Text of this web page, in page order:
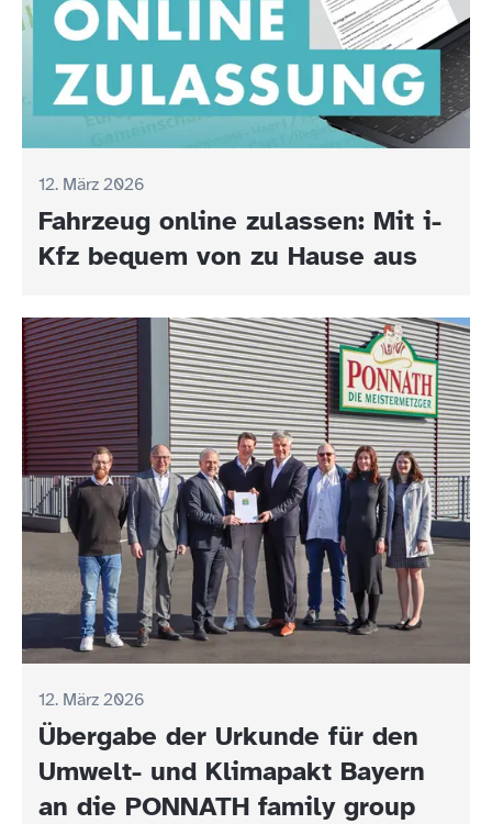
12. März 2026
Fahrzeug online zulassen: Mit i-
Kfz bequem von zu Hause aus
12. März 2026
Übergabe der Urkunde für den
Umwelt- und Klimapakt Bayern
an die PONNATH family group